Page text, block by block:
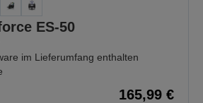
ES-50
im Lieferumfang enthalten
165,99 €